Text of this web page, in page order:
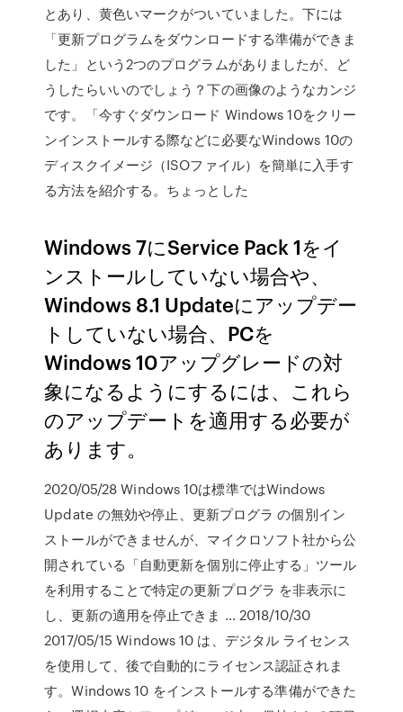
とあり、黄色いマークがついていました。下には
「更新プログラムをダウンロードする準備ができま
した」という2つのプログラムがありましたが、ど
うしたらいいのでしょう？下の画像のようなカンジ
です。「今すぐダウンロード Windows 10をクリー
ンインストールする際などに必要なWindows 10の
ディスクイメージ（ISOファイル）を簡単に入手す
る方法を紹介する。ちょっとした
Windows 7にService Pack 1をイ
ンストールしていない場合や、
Windows 8.1 Updateにアップデー
トしていない場合、PCを
Windows 10アップグレードの対
象になるようにするには、これら
のアップデートを適用する必要が
あります。
2020/05/28 Windows 10は標準ではWindows
Update の無効や停止、更新プログラ の個別イン
ストールができませんが、マイクロソフト社から公
開されている「自動更新を個別に停止する」ツール
を利用することで特定の更新プログラ を非表示に
し、更新の適用を停止できま … 2018/10/30
2017/05/15 Windows 10 は、デジタル ライセンス
を使用して、後で自動的にライセンス認証されま
す。Windows 10 をインストールする準備ができた